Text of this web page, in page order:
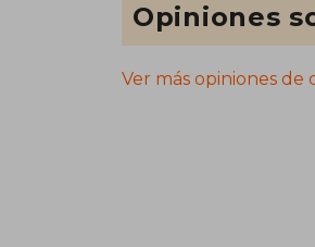
Opiniones
Ver más opiniones de